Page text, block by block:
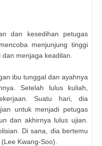
dan kesedihan petugas
menjunjung tinggi
menjaga keadilan.
ibu tunggal dan ayahnya
Setelah lulus kuliah,
Suatu hari, dia
untuk menjadi petugas
dan akhirnya lulus ujian.
Di sana, dia bertemu
Kwang-Soo).